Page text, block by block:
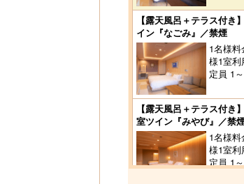
【露天風呂＋テラス付き
イン『なごみ』／禁煙
1名様
様1室利
定員 1
【露天風呂＋テラス付き
室ツイン『みやび』／禁
1名様
様1室利
定員 1